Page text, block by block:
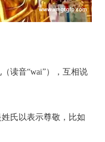
读音“wai”），互相说
氏以表示尊敬，比如